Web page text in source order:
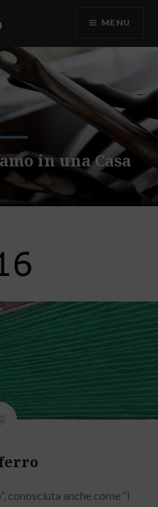
MENU
in una Casa
conosciuta anche come “I